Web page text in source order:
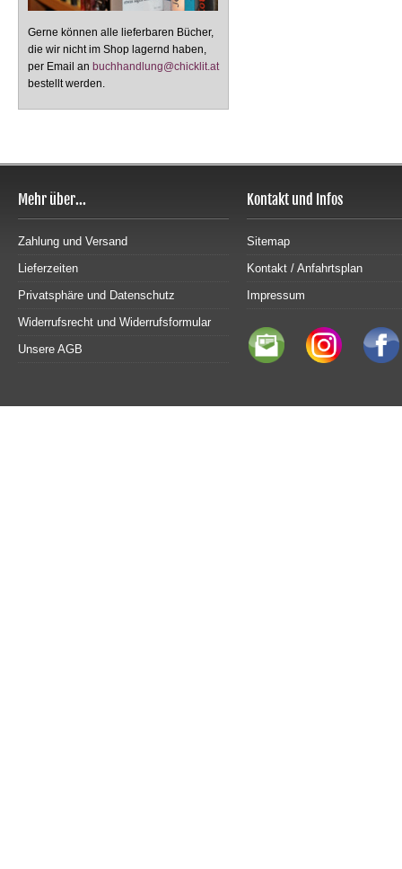
Gerne können alle lieferbaren Bücher,
die wir nicht im Shop lagernd haben,
per Email an buchhandlung@chicklit.at
bestellt werden.
Mehr über...
Zahlung und Versand
Lieferzeiten
Privatsphäre und Datenschutz
Widerrufsrecht und Widerrufsformular
Unsere AGB
Kontakt und Infos
Sitemap
Kontakt / Anfahrtsplan
Impressum